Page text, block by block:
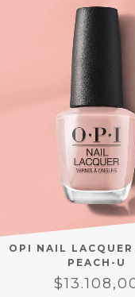
OPI NAIL LACQUER
PEACH-U